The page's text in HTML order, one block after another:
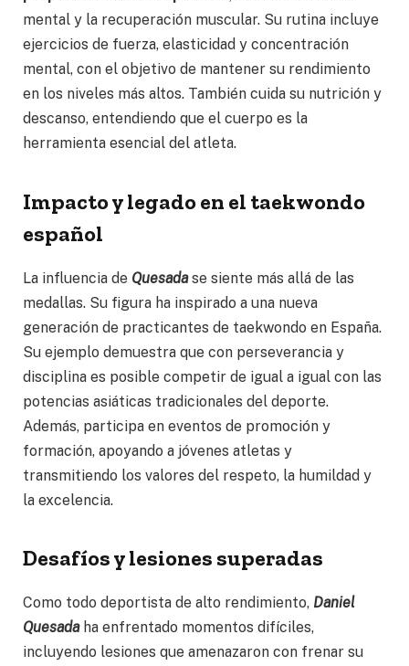
mental y la recuperación muscular. Su rutina incluye
ejercicios de fuerza, elasticidad y concentración
mental, con el objetivo de mantener su rendimiento
en los niveles más altos. También cuida su nutrición y
descanso, entendiendo que el cuerpo es la
herramienta esencial del atleta.
Impacto y legado en el taekwondo
español
La influencia de Quesadase siente más allá de las
medallas. Su figura ha inspirado a una nueva
generación de practicantes de taekwondo en España.
Su ejemplo demuestra que con perseverancia y
disciplina es posible competir de igual a igual con las
potencias asiáticas tradicionales del deporte.
Además, participa en eventos de promoción y
formación, apoyando a jóvenes atletas y
transmitiendo los valores del respeto, la humildad y
la excelencia.
Desafíos y lesiones superadas
Como todo deportista de alto rendimiento, Daniel
Quesadaha enfrentado momentos difíciles,
incluyendo lesiones que amenazaron con frenar su